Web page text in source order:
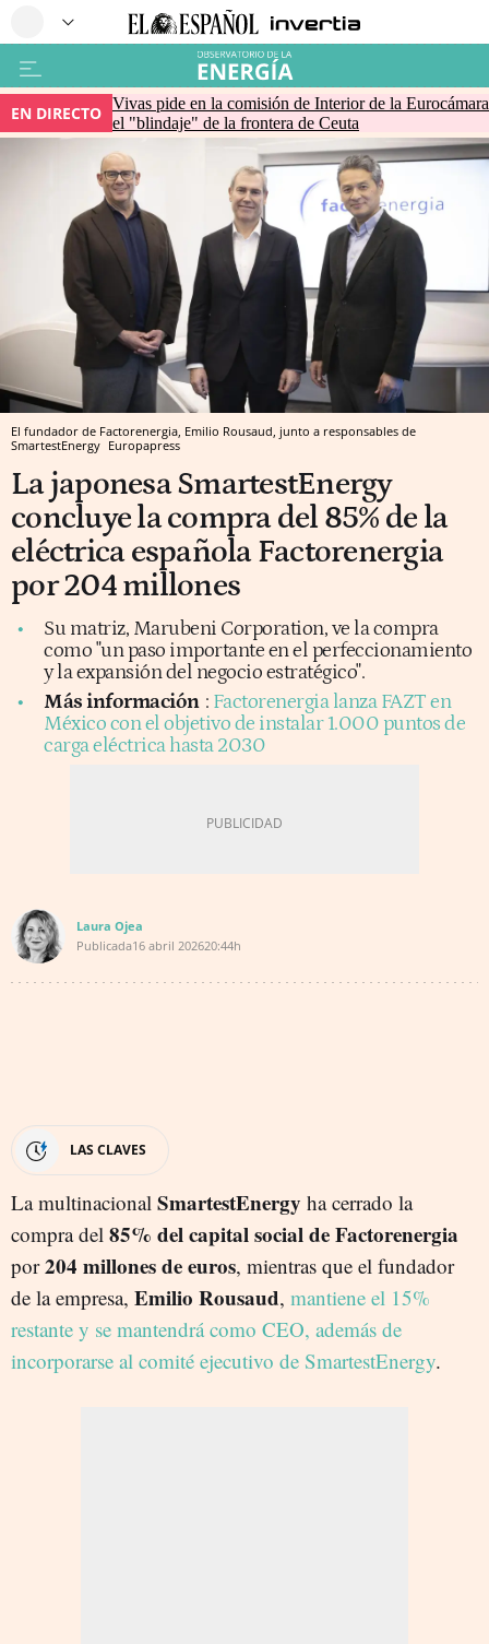
EN DIRECTO Vivas pide en la comisión de Interior de la Eurocámara
el "blindaje" de la frontera de Ceuta
El fundador de Factorenergia, Emilio Rousaud, junto a responsables de
SmartestEnergy Europapress
La japonesa SmartestEnergy
concluye la compra del 85% de la
eléctrica española Factorenergia
por 204 millones
Su matriz, Marubeni Corporation, ve la compra
como "un paso importante en el perfeccionamiento
y la expansión del negocio estratégico".
Más información : Factorenergia lanza FAZT en
México con el objetivo de instalar 1.000 puntos de
carga eléctrica hasta 2030
Laura Ojea
Publicada16 abril 202620:44h
LAS CLAVES
La multinacional SmartestEnergy ha cerrado la
compra del 85% del capital social de Factorenergia
por204 millones de euros, mientras que el fundador
de la empresa, Emilio Rousaud, mantiene el 15%
restante y se mantendrá como CEO, además de
incorporarse al comité ejecutivo de SmartestEnergy.